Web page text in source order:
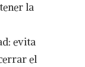
la
evita
el